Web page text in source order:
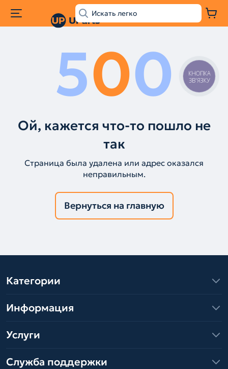
500
Ой, кажется что-то пошло не
так
Страница была удалена или адрес оказался
неправильным.
Вернуться на главную
Категории
Информация
Услуги
Служба поддержки
КНОПКА
ЗВ'ЯЗКУ